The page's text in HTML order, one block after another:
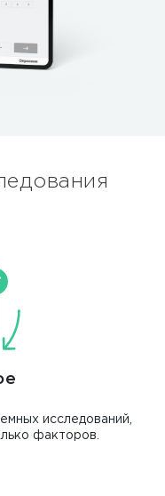
исследований,
факторов.